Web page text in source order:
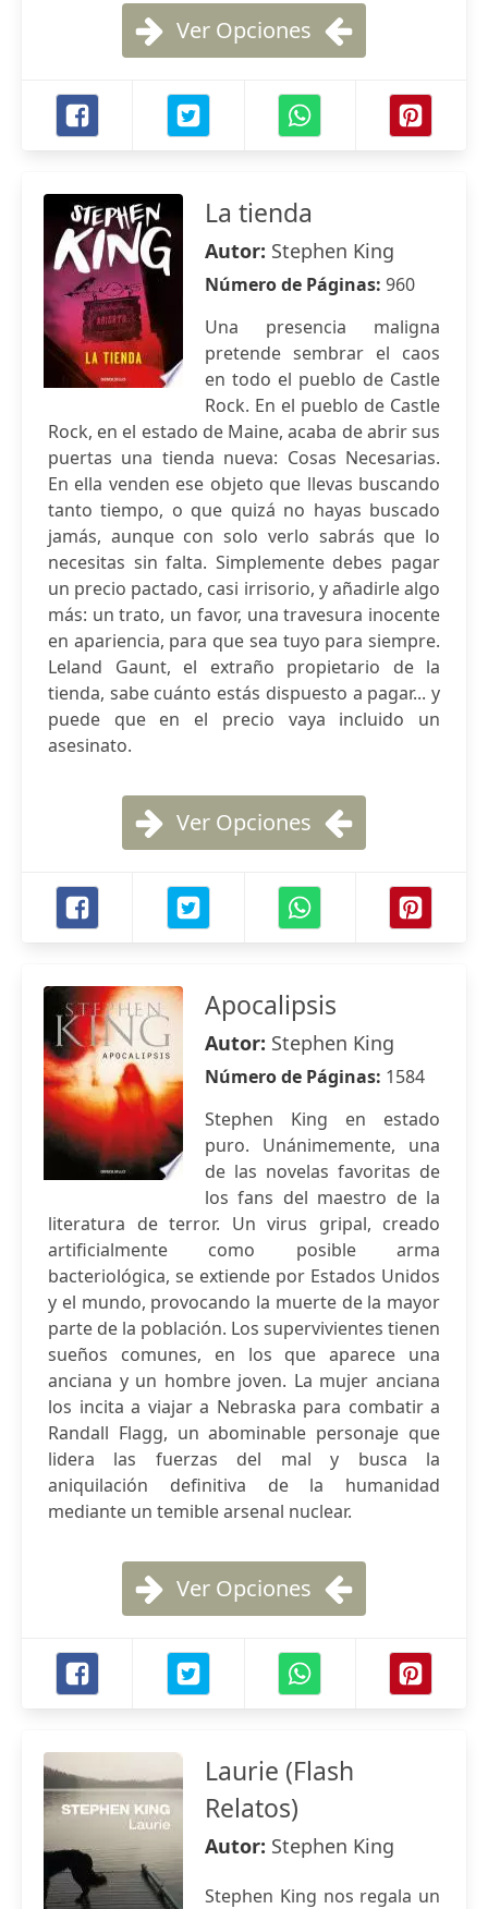
Ver Opciones
La tienda
Autor: Stephen King
Número de Páginas: 960
Una presencia maligna
pretende sembrar el caos
en todo el pueblo de Castle
Rock. En el pueblo de Castle
Rock, en el estado de Maine, acaba de abrir sus
puertas una tienda nueva: Cosas Necesarias.
En ella venden ese objeto que llevas buscando
tanto tiempo, o que quizá no hayas buscado
jamás, aunque con solo verlo sabrás que lo
necesitas sin falta. Simplemente debes pagar
un precio pactado, casi irrisorio, y añadirle algo
más: un trato, un favor, una travesura inocente
en apariencia, para que sea tuyo para siempre.
Leland Gaunt, el extraño propietario de la
tienda, sabe cuánto estás dispuesto a pagar... y
puede que en el precio vaya incluido un
asesinato.
Ver Opciones
Apocalipsis
Autor: Stephen King
Número de Páginas: 1584
Stephen King en estado
puro. Unánimemente, una
de las novelas favoritas de
los fans del maestro de la
literatura de terror. Un virus gripal, creado
artificialmente como posible arma
bacteriológica, se extiende por Estados Unidos
y el mundo, provocando la muerte de la mayor
parte de la población. Los supervivientes tienen
sueños comunes, en los que aparece una
anciana y un hombre joven. La mujer anciana
los incita a viajar a Nebraska para combatir a
Randall Flagg, un abominable personaje que
lidera las fuerzas del mal y busca la
aniquilación definitiva de la humanidad
mediante un temible arsenal nuclear.
Ver Opciones
Laurie (Flash
Relatos)
Autor: Stephen King
Stephen King nos regala un